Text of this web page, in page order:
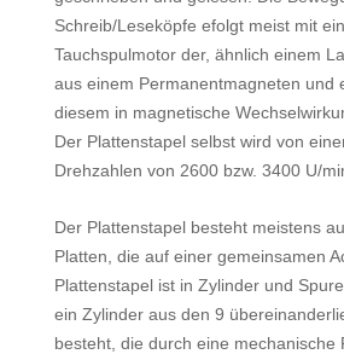
Schreib/Leseköpfe efolgt meist mit
Tauchspulmotor der, ähnlich einem
aus einem Permanentmagneten und
diesem in magnetische
Der Plattenstapel selbst wird von
Drehzahlen von 2600 bzw. 3400 U/
Der Plattenstapel besteht meistens
Platten, die auf einer gemeinsamen
Plattenstapel ist in Zylinder und
ein Zylinder aus den 9
besteht, die durch eine mechanische